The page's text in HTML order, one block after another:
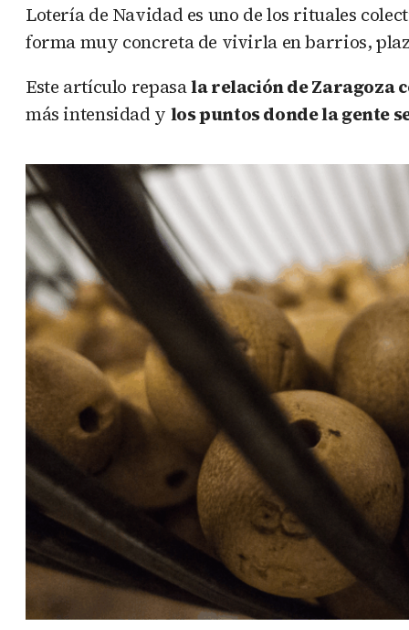
Lotería de Navidad es uno de los rituales
forma muy concreta de vivirla en barrios,
Este artículo repasala relación de Zaragoza
más intensidad y los puntos donde la gente